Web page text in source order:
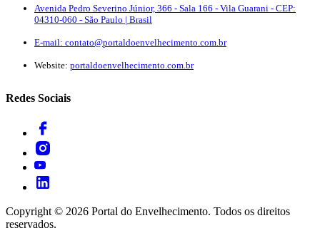
Avenida Pedro Severino Júnior, 366 - Sala 166 - Vila Guarani - CEP:
04310-060 - São Paulo | Brasil
E-mail: contato@portaldoenvelhecimento.com.br
Website: portaldoenvelhecimento.com.br
Redes Sociais
Copyright © 2026 Portal do Envelhecimento. Todos os direitos
reservados.